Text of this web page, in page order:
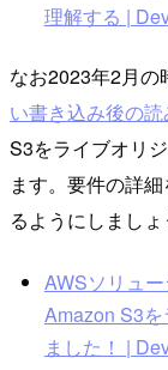
理解する |
なお2023年2月の
い書き込み後の
S3をライブオリ
ます。要件の詳
るようにしましょ
AWSソリュ
Amazon S3
ました！ |